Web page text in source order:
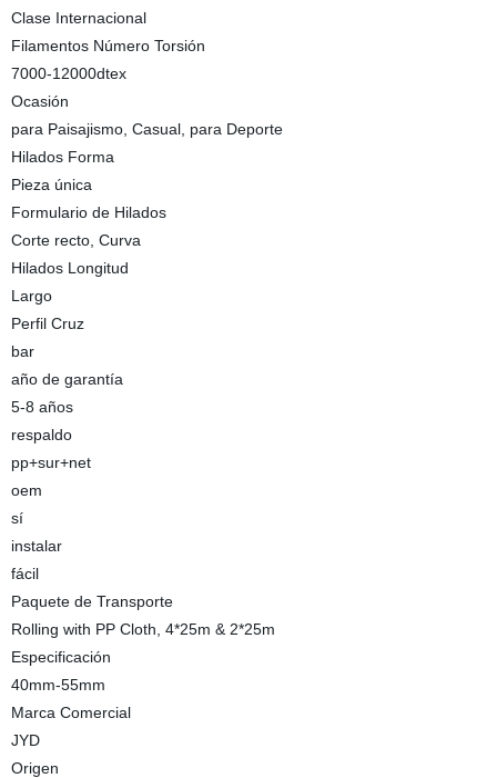
Clase Internacional
Filamentos Número Torsión
7000-12000dtex
Ocasión
para Paisajismo, Casual, para Deporte
Hilados Forma
Pieza única
Formulario de Hilados
Corte recto, Curva
Hilados Longitud
Largo
Perfil Cruz
bar
año de garantía
5-8 años
respaldo
pp+sur+net
oem
sí
instalar
fácil
Paquete de Transporte
Rolling with PP Cloth, 4*25m & 2*25m
Especificación
40mm-55mm
Marca Comercial
JYD
Origen